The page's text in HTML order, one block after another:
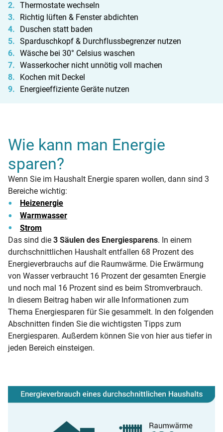
Thermostate wechseln
Richtig lüften & Fenster abdichten
Duschen statt baden
Sparduschkopf & Durchflussbegrenzer nutzen
Wäsche bei 30° Celsius waschen
Wasserkocher nicht unnötig voll machen
Kochen mit Deckel
Energieeffiziente Geräte nutzen
Wie kann man Energie
sparen?
Wenn Sie im Haushalt Energie sparen wollen, dann sind 3
Bereiche wichtig:
Heizenergie
Warmwasser
Strom
Das sind die 3 Säulen des Energiesparens. In einem
durchschnittlichen Haushalt entfallen 68 Prozent des
Energieverbrauchs auf die Raumwärme. Die Erwärmung
von Wasser verbraucht 16 Prozent der gesamten Energie
und noch mal 16 Prozent sind es beim Stromverbrauch.
In diesem Beitrag haben wir alle Informationen zum
Thema Energiesparen für Sie gesammelt. In den folgenden
Abschnitten finden Sie die wichtigsten Tipps zum
Energiesparen. Außerdem können Sie von hier aus tiefer in
jeden Bereich einsteigen.